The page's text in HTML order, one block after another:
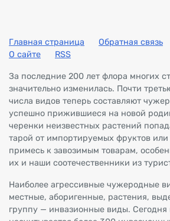
Главная страница Обратная связь
О сайте
RSS
За последние 200 лет флора многих
значительно изменилась. Почти
числа видов теперь составляют
успешно прижившиеся на новой
черенки неизвестных растений
тарой от импортируемых фруктов
примесь к завозимым товарам,
их и наши соотечественники из
Наиболее агрессивные чужеродные
местные, аборигенные, растения,
группу — инвазионные виды. Сегодня